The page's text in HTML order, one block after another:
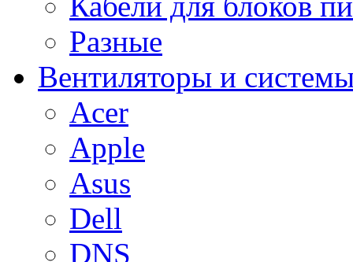
Разные
Вентиляторы и
Acer
Apple
Asus
Dell
DNS